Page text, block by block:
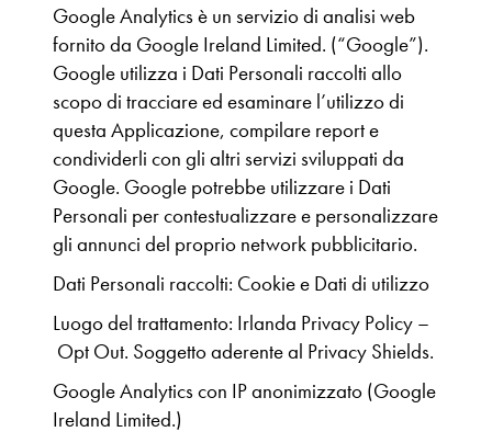
Google Analytics è un servizio di analisi web
fornito da Google Ireland Limited. (“Google”).
Google utilizza i Dati Personali raccolti allo
scopo di tracciare ed esaminare l’utilizzo di
questa Applicazione, compilare report e
condividerli con gli altri servizi sviluppati da
Google. Google potrebbe utilizzare i Dati
Personali per contestualizzare e personalizzare
gli annunci del proprio network pubblicitario.
Dati Personali raccolti: Cookie e Dati di utilizzo
Luogo del trattamento: Irlanda Privacy Policy –
Opt Out. Soggetto aderente al Privacy Shields.
Google Analytics con IP anonimizzato (Google
Ireland Limited.)